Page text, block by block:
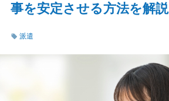
事を安定させる方法を解説
派遣